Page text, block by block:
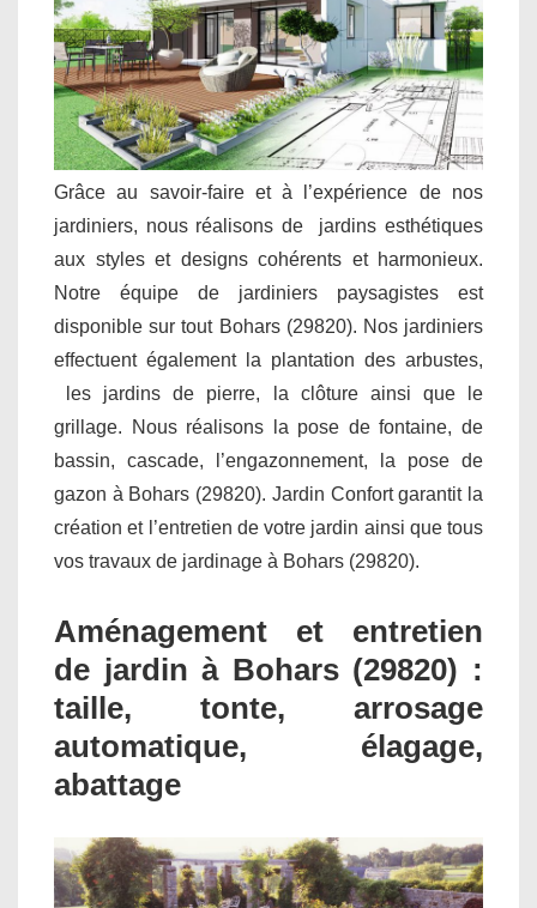
Grâce au savoir-faire et à l’expérience de nos
jardiniers, nous réalisons de jardins esthétiques
aux styles et designs cohérents et harmonieux.
Notre équipe de jardiniers paysagistes est
disponible sur tout Bohars (29820). Nos jardiniers
effectuent également la plantation des arbustes,
les jardins de pierre, la clôture ainsi que le
grillage. Nous réalisons la pose de fontaine, de
bassin, cascade, l’engazonnement, la pose de
gazon à Bohars (29820). Jardin Confort garantit la
création et l’entretien de votre jardin ainsi que tous
vos travaux de jardinage à Bohars (29820).
Aménagement et entretien
de jardin à Bohars (29820) :
taille, tonte, arrosage
automatique, élagage,
abattage